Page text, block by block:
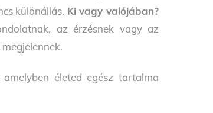
különállás. Ki vagy valójában?
az érzésnek vagy az
életed egész tartalma